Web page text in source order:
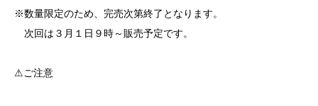
※数量限定のため、完売次第終了となります。
次回は３月１日９時～販売予定です。
⚠ご注意